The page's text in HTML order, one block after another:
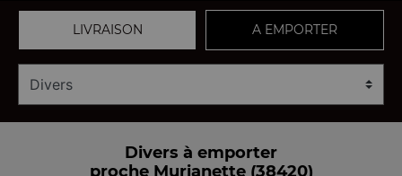
LIVRAISON A EMPORTER
Divers à emporter
proche Murianette (38420)